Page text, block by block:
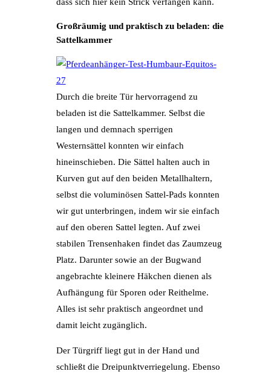
Großräumig und praktisch zu beladen: die
Sattelkammer
Durch die breite Tür hervorragend zu
beladen ist die Sattelkammer. Selbst die
langen und demnach sperrigen
Westernsättel konnten wir einfach
hineinschieben. Die Sättel halten auch in
Kurven gut auf den beiden Metallhaltern,
selbst die voluminösen Sattel-Pads konnten
wir gut unterbringen, indem wir sie einfach
auf den oberen Sattel legten. Auf zwei
stabilen Trensenhaken findet das Zaumzeug
Platz. Darunter sowie an der Bugwand
angebrachte kleinere Häkchen dienen als
Aufhängung für Sporen oder Reithelme.
Alles ist sehr praktisch angeordnet und
damit leicht zugänglich.
Der Türgriff liegt gut in der Hand und
schließt die Dreipunktverriegelung. Ebenso